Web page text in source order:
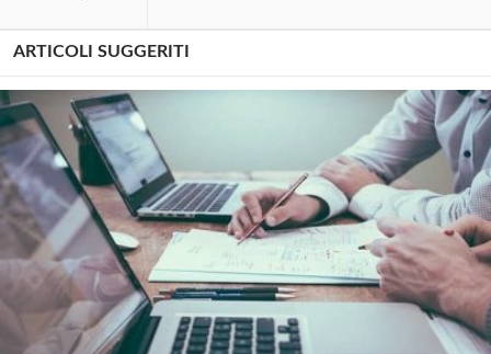
ARTICOLI SUGGERITI